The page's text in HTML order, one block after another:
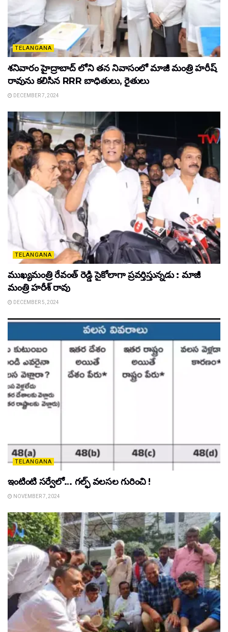
TELANGANA
శనివారం హైద్రాబాద్ లోని తన నివాసంలో మాజీ మంత్రి హరీష్
రావును కలిసిన RRR బాధితులు, రైతులు
DECEMBER 7, 2024
TELANGANA
ముఖ్యమంత్రి రేవంత్ రెడ్డి సైకోలాగా ప్రవర్తిస్తున్నడు : మాజీ
మంత్రి హరీశ్ రావు
DECEMBER 5, 2024
TELANGANA
ఇంటింటి సర్వేలో… గల్ఫ్ వలసల గురించి !
NOVEMBER 7, 2024